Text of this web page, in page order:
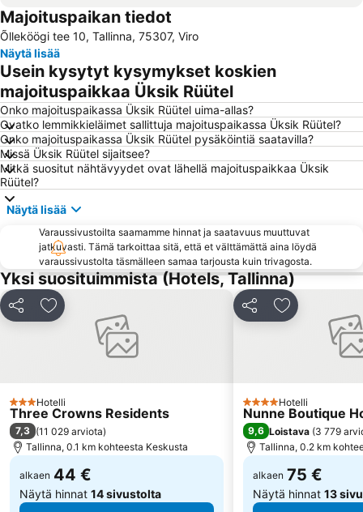
Lauluväljak
Mustamäe
Kadriorg
Kassisaba
Baltian rautatieasema
Pirita linnaosad
Lasnamäe
Haabersti
Põhja-Tallinn
Ülemiste
Nõmme
A. Le Coq Arena
Juhkentali
Kopli
Town Hall Square
Lai
Peppersack
Pirita asum
Järve
Aleksanteri Nevskin katedraali
Vana-Mustamäe
Tallinnan Olympiakeskus
Rocca al Mare
Solaris
Männiku
Õismäe
Majoituspaikan tiedot
Õlleköögi tee 10, Tallinna, 75307, Viro
Näytä lisää
Usein kysytyt kysymykset koskien
majoituspaikkaa Üksik Rüütel
Onko majoituspaikassa Üksik Rüütel uima-allas?
Ovatko lemmikkieläimet sallittuja majoituspaikassa Üksik Rüütel?
Onko majoituspaikassa Üksik Rüütel pysäköintiä saatavilla?
Missä Üksik Rüütel sijaitsee?
Mitkä suositut nähtävyydet ovat lähellä majoituspaikkaa Üksik
Rüütel?
Näytä lisää
Varaussivustoilta saamamme hinnat ja saatavuus muuttuvat
jatkuvasti. Tämä tarkoittaa sitä, että et välttämättä aina löydä
varaussivustolta täsmälleen samaa tarjousta kuin trivagosta.
Yksi suosituimmista (Hotels, Tallinna)
Jaa Lisää suosikkeihin
3 Tähtiluokitus
Hotelli
Three Crowns Residents
7,3 (11 029 arviota)
Tallinna, 0.1 km kohteesta Keskusta
alkaen 44 €
Näytä hinnat 14 sivustolta
Jaa Lisää
4 Tähtiluokitus
Hotelli
Nunne Boutique
9,6 Loistava (3 779
Tallinna, 0.2 km
alkaen 75 €
Näytä hinnat 13